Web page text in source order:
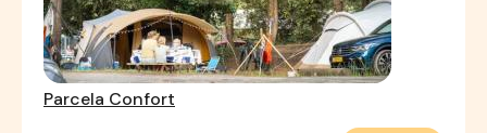
Parcela Confort